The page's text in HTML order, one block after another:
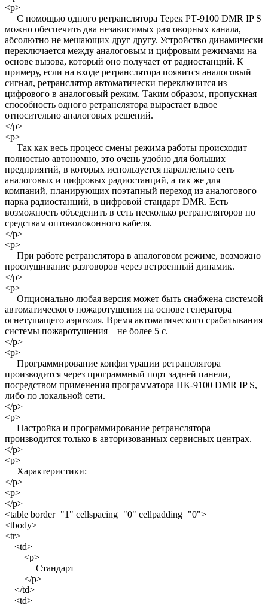
<p>
С помощью одного ретранслятора Терек РТ-9100 DMR IP S
можно обеспечить два независимых разговорных канала,
абсолютно не мешающих друг другу. Устройство динамически
переключается между аналоговым и цифровым режимами на
основе вызова, который оно получает от радиостанций. К
примеру, если на входе ретранслятора появится аналоговый
сигнал, ретранслятор автоматически переключится из
цифрового в аналоговый режим. Таким образом, пропускная
способность одного ретранслятора вырастает вдвое
относительно аналоговых решений.
</p>
<p>
Так как весь процесс смены режима работы происходит
полностью автономно, это очень удобно для больших
предприятий, в которых используется параллельно сеть
аналоговых и цифровых радиостанций, а так же для
компаний, планирующих поэтапный переход из аналогового
парка радиостанций, в цифровой стандарт DMR. Есть
возможность объеденить в сеть несколько ретрансляторов по
средствам оптоволоконного кабеля.
</p>
<p>
При работе ретранслятора в аналоговом режиме, возможно
прослушивание разговоров через встроенный динамик.
</p>
<p>
Опционально любая версия может быть снабжена системой
автоматического пожаротушения на основе генератора
огнетушащего аэрозоля. Время автоматического срабатывания
системы пожаротушения – не более 5 с.
</p>
<p>
Программирование конфигурации ретранслятора
производится через программный порт задней панели,
посредством применения программатора ПК-9100 DMR IP S,
либо по локальной сети.
</p>
<p>
Настройка и программирование ретранслятора
производится только в авторизованных сервисных центрах.
</p>
<p>
Характеристики:
</p>
<p>
</p>
<table border="1" cellspacing="0" cellpadding="0">
<tbody>
<tr>
<td>
<p>
Стандарт
</p>
</td>
<td>